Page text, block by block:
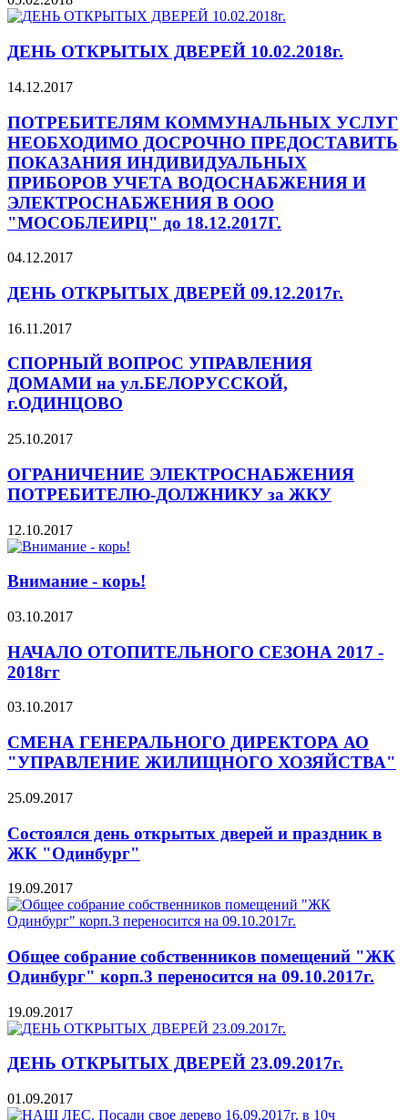
ДЕНЬ ОТКРЫТЫХ ДВЕРЕЙ 10.02.2018г.
14.12.2017
ПОТРЕБИТЕЛЯМ КОММУНАЛЬНЫХ УСЛУГ
НЕОБХОДИМО ДОСРОЧНО ПРЕДОСТАВИТЬ
ПОКАЗАНИЯ ИНДИВИДУАЛЬНЫХ
ПРИБОРОВ УЧЕТА ВОДОСНАБЖЕНИЯ И
ЭЛЕКТРОСНАБЖЕНИЯ В ООО
"МОСОБЛЕИРЦ" до 18.12.2017Г.
04.12.2017
ДЕНЬ ОТКРЫТЫХ ДВЕРЕЙ 09.12.2017г.
16.11.2017
СПОРНЫЙ ВОПРОС УПРАВЛЕНИЯ
ДОМАМИ на ул.БЕЛОРУССКОЙ,
г.ОДИНЦОВО
25.10.2017
ОГРАНИЧЕНИЕ ЭЛЕКТРОСНАБЖЕНИЯ
ПОТРЕБИТЕЛЮ-ДОЛЖНИКУ за ЖКУ
12.10.2017
Внимание - корь!
03.10.2017
НАЧАЛО ОТОПИТЕЛЬНОГО СЕЗОНА 2017 -
2018гг
03.10.2017
СМЕНА ГЕНЕРАЛЬНОГО ДИРЕКТОРА АО
"УПРАВЛЕНИЕ ЖИЛИЩНОГО ХОЗЯЙСТВА"
25.09.2017
Состоялся день открытых дверей и праздник в
ЖК "Одинбург"
19.09.2017
Общее собрание собственников помещений "ЖК
Одинбург" корп.3 переносится на 09.10.2017г.
19.09.2017
ДЕНЬ ОТКРЫТЫХ ДВЕРЕЙ 23.09.2017г.
01.09.2017